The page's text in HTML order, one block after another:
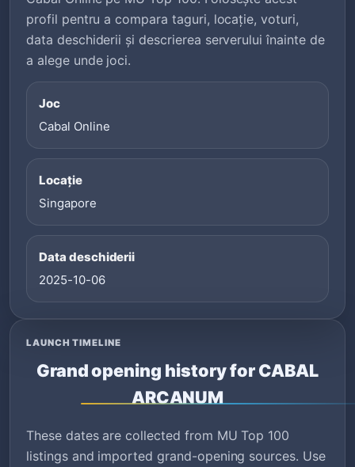
profil pentru a compara taguri, locație, voturi,
data deschiderii și descrierea serverului înainte de
a alege unde joci.
Joc
Cabal Online
Locație
Singapore
Data deschiderii
2025-10-06
LAUNCH TIMELINE
Grand opening history for CABAL
ARCANUM
These dates are collected from MU Top 100
listings and imported grand-opening sources. Use